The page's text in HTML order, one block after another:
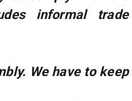
informal trade
We have to keep